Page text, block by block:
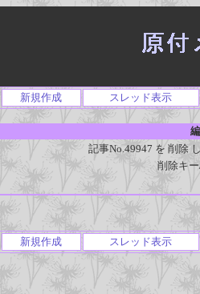
新規作成 スレッド表示
記事No.49947 を 削除
削除キ
新規作成 スレッド表示